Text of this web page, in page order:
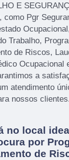
E
como Pgr
Trabalho,
de Riscos,
Ocupacional
a
atendimento
nossos
no local
por
de